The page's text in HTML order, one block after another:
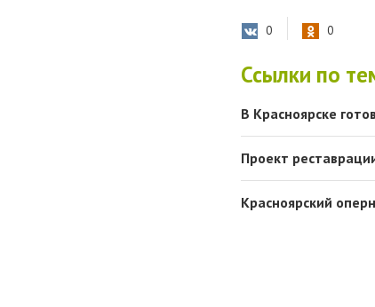
0 0
Ссылки по
В Красноярске
Проект
Красноярский